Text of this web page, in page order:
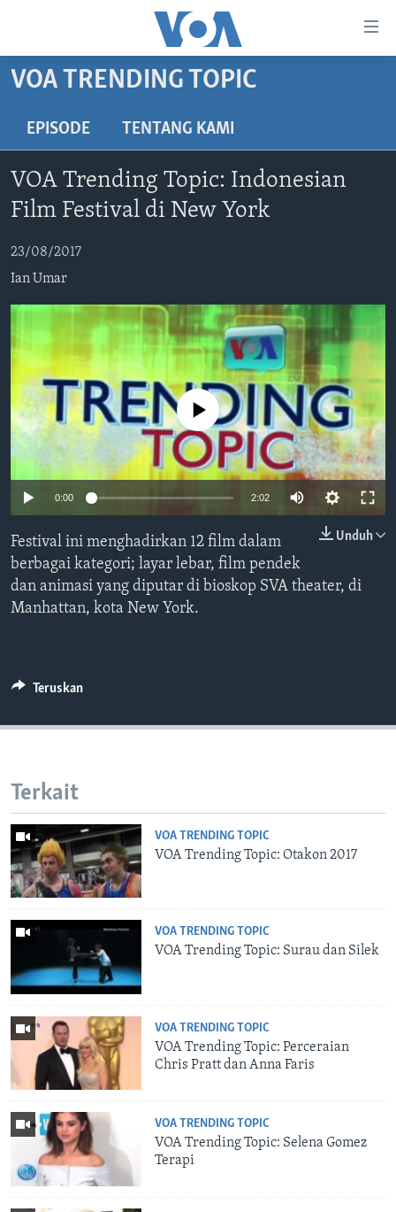
Akses
Utama
Lanjut
ke
Utama
Lanjut
DUNIA
POLYGRAPH
DAFTAR PROGRAM
Learning English
IKUTI KAMI
Bahasa-bahasa
VOA TRENDING TOPIC
EPISODE TENTANG KAMI
VOA Trending Topic: Indonesian
Film Festival di New York
23/08/2017
Ian Umar
No media source currently available
0:00 2:02
Unduh
Festival ini menghadirkan 12 film dalam
berbagai kategori; layar lebar, film pendek
dan animasi yang diputar di bioskop SVA theater, di
Manhattan, kota New York.
Teruskan
Terkait
VOA TRENDING TOPIC
VOA Trending Topic: Otakon 2017
VOA TRENDING TOPIC
VOA Trending Topic: Surau dan Silek
VOA TRENDING TOPIC
VOA Trending Topic: Perceraian
Chris Pratt dan Anna Faris
VOA TRENDING TOPIC
VOA Trending Topic: Selena Gomez
Terapi